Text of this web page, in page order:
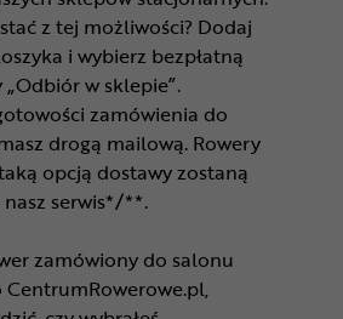
z tej możliwości? Dodaj
i wybierz bezpłatną
w sklepie”.
zamówienia do
drogą mailową. Rowery
opcją dostawy zostaną
nasz serwis*/**.
zamówiony do salonu